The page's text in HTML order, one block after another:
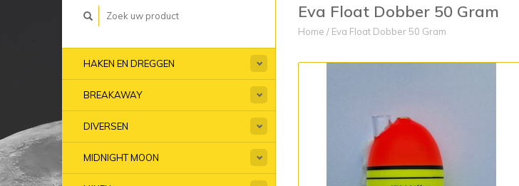
HAKEN EN DREGGEN
BREAKAWAY
DIVERSEN
MIDNIGHT MOON
Eva Float Dobber 50 Gram
Home / Eva Float Dobber 50 Gram